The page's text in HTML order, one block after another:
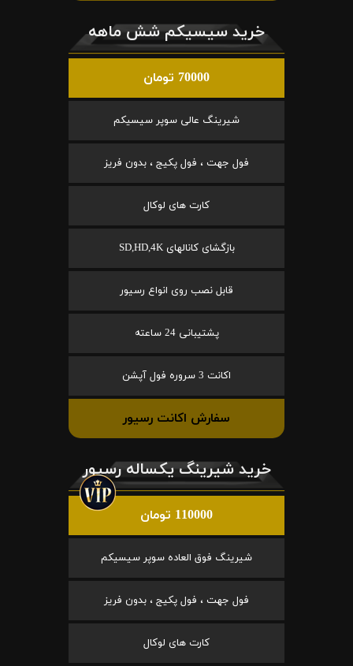
خرید سیسیکم شش ماهه
70000 تومان
شیرینگ عالی سوپر سیسیکم
فول جهت ، فول پکیج ، بدون فریز
کارت های لوکال
بازگشای کانالهای SD,HD,4K
قابل نصب روی انواع رسیور
پشتیبانی 24 ساعته
اکانت 3 سروره فول آپشن
سفارش اکانت رسیور
خرید شیرینگ یکساله رسیور
110000 تومان
شیرینگ فوق العاده سوپر سیسیکم
فول جهت ، فول پکیج ، بدون فریز
کارت های لوکال